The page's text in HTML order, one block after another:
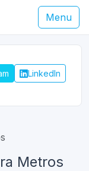
Menu
LinkedIn
Metros